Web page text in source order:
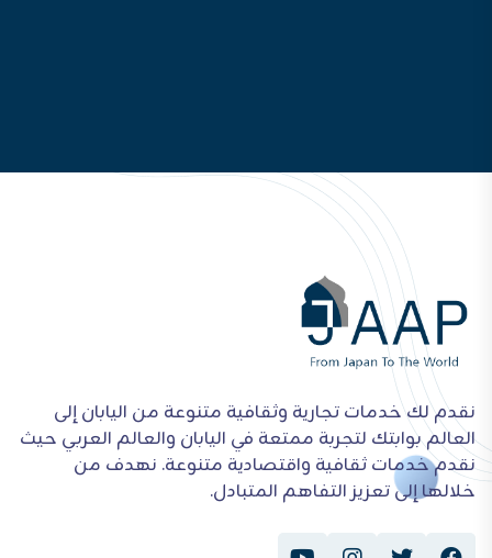
نقدم لك خدمات تجارية وثقافية متنوعة من اليابان إلى
العالم بوابتك لتجربة ممتعة في اليابان والعالم العربي حيث
نقدم خدمات ثقافية واقتصادية متنوعة. نهدف من
خلالها إلى تعزيز التفاهم المتبادل.